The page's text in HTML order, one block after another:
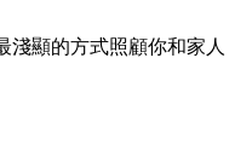
淺顯的方式照顧你和家人